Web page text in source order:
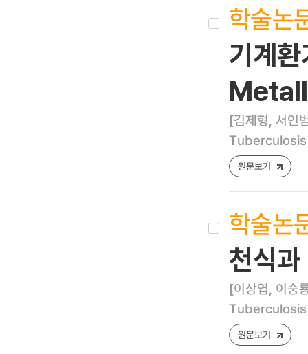
학술논
기계
[김제형, 서인
원문보기
학술논
천식
[이상엽, 이숭
원문보기